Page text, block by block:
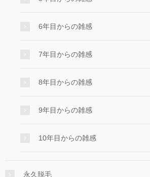
6年目からの雑感
7年目からの雑感
8年目からの雑感
9年目からの雑感
10年目からの雑感
永久脱毛